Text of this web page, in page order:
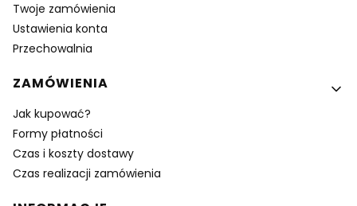
Twoje zamówienia
Ustawienia konta
Przechowalnia
ZAMÓWIENIA
Jak kupować?
Formy płatności
Czas i koszty dostawy
Czas realizacji zamówienia